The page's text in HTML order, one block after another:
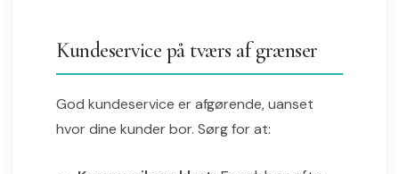
Kundeservice på tværs af grænser
God kundeservice er afgørende, uanset
hvor dine kunder bor. Sørg for at: